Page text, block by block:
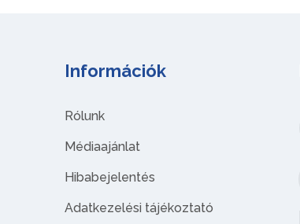
Információk
Rólunk
Médiaajánlat
Hibabejelentés
Adatkezelési tájékoztató